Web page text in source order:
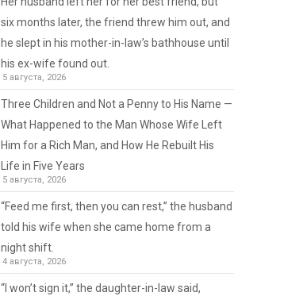
six months later, the friend threw him out, and
he slept in his mother-in-law’s bathhouse until
his ex-wife found out.
5 августа, 2026
Three Children and Not a Penny to His Name —
What Happened to the Man Whose Wife Left
Him for a Rich Man, and How He Rebuilt His
Life in Five Years
5 августа, 2026
“Feed me first, then you can rest,” the husband
told his wife when she came home from a
night shift.
4 августа, 2026
“I won’t sign it,” the daughter-in-law said,